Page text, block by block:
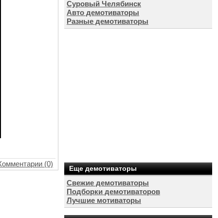
(0)
Суровый Челябинск
Авто демотиваторы
Разные демотиваторы
Еще демотиваторы
Свежие демотиваторы
Подборки демотиваторов
Лучшие мотиваторы